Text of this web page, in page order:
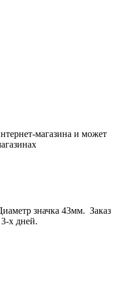
магазина и может
значка 43мм. Заказ
х дней.